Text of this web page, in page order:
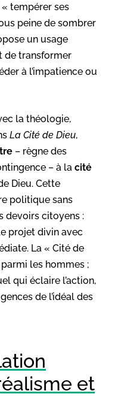
tempérer ses
peine de sombrer
un usage
de transformer
à l’impatience ou
la théologie,
La Cité de Dieu,
– règne des
– à la cité
Dieu. Cette
politique sans
devoirs citoyens :
projet divin avec
La « Cité de
les hommes ;
qui éclaire l’action,
de l’idéal des
et